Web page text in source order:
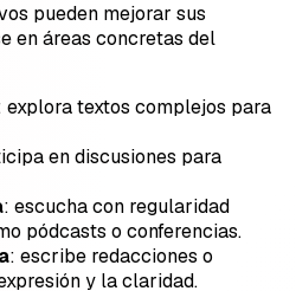
pueden mejorar sus
en áreas concretas del
explora textos complejos para
en discusiones para
: escucha con regularidad
pódcasts o conferencias.
: escribe redacciones o
y la claridad.